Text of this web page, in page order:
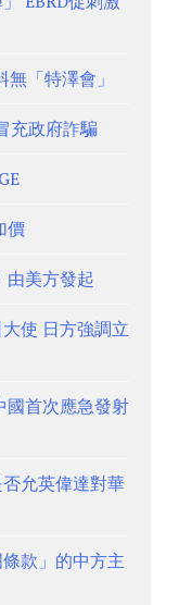
「特澤會」
充政府詐騙
價
由美方發起
使 日方強調立
國首次應急發射
允英偉達對華
款」的中方主